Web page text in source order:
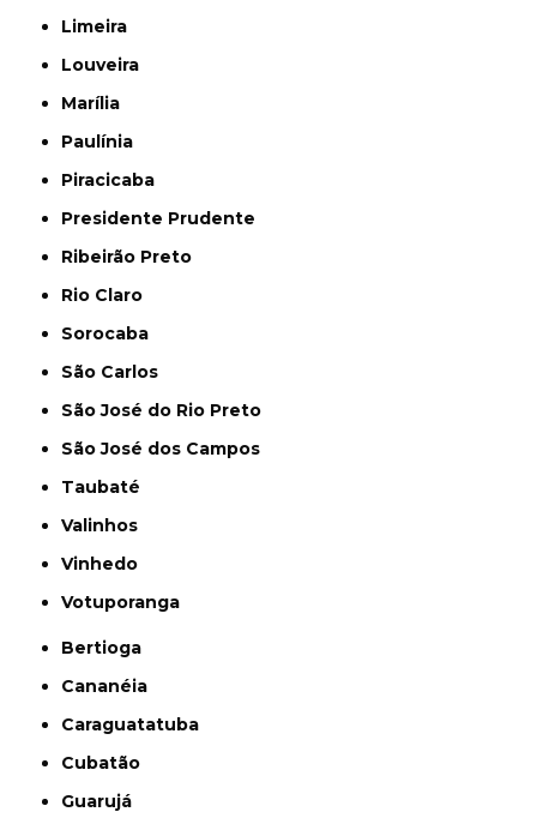
Limeira
Louveira
Marília
Paulínia
Piracicaba
Presidente Prudente
Ribeirão Preto
Rio Claro
Sorocaba
São Carlos
São José do Rio Preto
São José dos Campos
Taubaté
Valinhos
Vinhedo
Votuporanga
Bertioga
Cananéia
Caraguatatuba
Cubatão
Guarujá